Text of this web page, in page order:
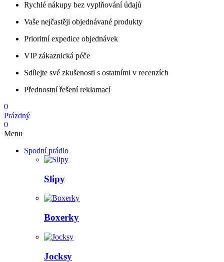
Rychlé nákupy bez vyplňování údajů
Vaše nejčastěji objednávané produkty
Prioritní expedice objednávek
VIP zákaznická péče
Sdílejte své zkušenosti s ostatními v recenzích
Přednostní řešení reklamací
0
Prázdný
0
Menu
Spodní prádlo
Slipy
Boxerky
Jocksy